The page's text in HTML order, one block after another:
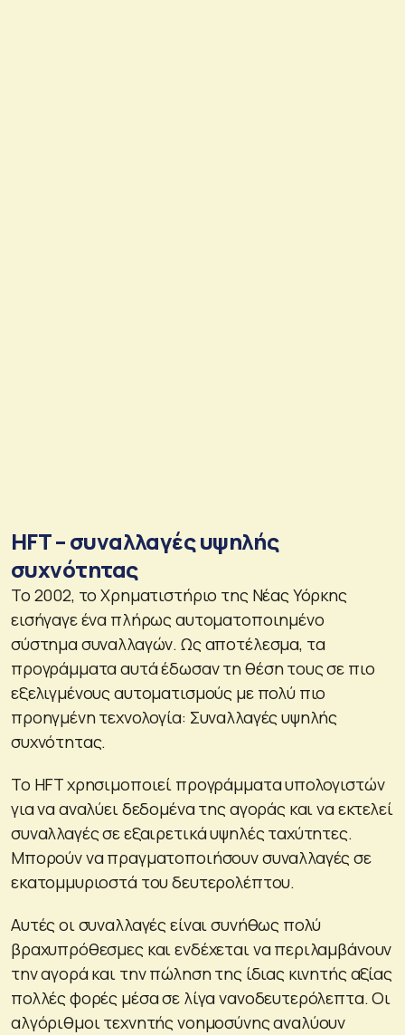
HFT – συναλλαγές υψηλής
συχνότητας
Το 2002, το Χρηματιστήριο της Νέας Υόρκης
εισήγαγε ένα πλήρως αυτοματοποιημένο
σύστημα συναλλαγών. Ως αποτέλεσμα, τα
προγράμματα αυτά έδωσαν τη θέση τους σε πιο
εξελιγμένους αυτοματισμούς με πολύ πιο
προηγμένη τεχνολογία: Συναλλαγές υψηλής
συχνότητας.
Το HFT χρησιμοποιεί προγράμματα υπολογιστών
για να αναλύει δεδομένα της αγοράς και να εκτελεί
συναλλαγές σε εξαιρετικά υψηλές ταχύτητες.
Μπορούν να πραγματοποιήσουν συναλλαγές σε
εκατομμυριοστά του δευτερολέπτου.
Αυτές οι συναλλαγές είναι συνήθως πολύ
βραχυπρόθεσμες και ενδέχεται να περιλαμβάνουν
την αγορά και την πώληση της ίδιας κινητής αξίας
πολλές φορές μέσα σε λίγα νανοδευτερόλεπτα. Οι
αλγόριθμοι τεχνητής νοημοσύνης αναλύουν